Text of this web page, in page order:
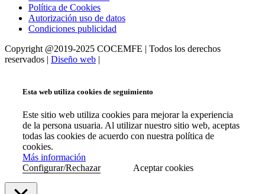
Política de Cookies
Autorización uso de datos
Condiciones publicidad
Copyright @2019-2025 COCEMFE | Todos los derechos
reservados | Diseño web |
Esta web utiliza cookies de seguimiento
Este sitio web utiliza cookies para mejorar la experiencia
de la persona usuaria. Al utilizar nuestro sitio web, aceptas
todas las cookies de acuerdo con nuestra política de
cookies.
Más información
Configurar/Rechazar
Aceptar cookies